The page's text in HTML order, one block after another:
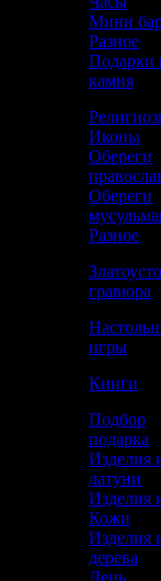
Мини
Разное
Подарки
камня
Иконы
Обереги
Обереги
Разное
гравюра
игры
Книги
Подбор
подарка
Изделия
латуни
Изделия
Кожи
Изделия
дерева
День